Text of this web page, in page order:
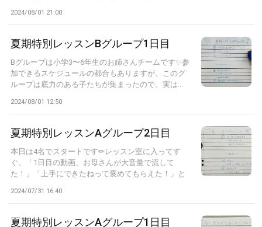
2024/08/01 21:00
夏期特別レッスンBグループ1日目
Bグループは小学3〜6年生のお姉さんチームです✨参
加できるスケジュールの都合もありますが、このグ
ループは底力のある子たちが集まったので、実は...
2024/08/01 12:50
夏期特別レッスンAグループ2日目
本日は4名でスタートです✏︎レッスン室に入ってす
ぐ、「1日目の動画、お母さんが大音量で流して
た！」「上手にできたねって褒めてもらえた！」と
2024/07/31 16:40
夏期特別レッスンAグループ1日目